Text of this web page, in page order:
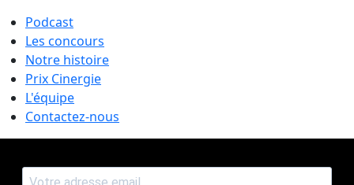
Podcast
Les concours
Notre histoire
Prix Cinergie
L'équipe
Contactez-nous